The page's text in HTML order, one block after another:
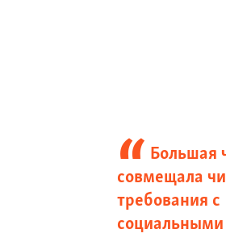
Большая
совмещала
требования с
социальными